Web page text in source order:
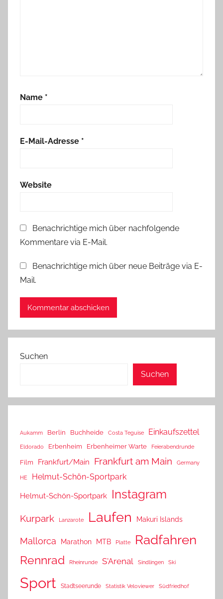
Name *
E-Mail-Adresse *
Website
Benachrichtige mich über nachfolgende
Kommentare via E-Mail.
Benachrichtige mich über neue Beiträge via E-
Mail.
Suchen
Suchen
Aukamm Berlin Buchheide Costa Teguise Einkaufszettel
Eldorado Erbenheim Erbenheimer Warte Feierabendrunde
Film Frankfurt/Main Frankfurt am Main Germany
HE Helmut-Schön-Sportpark
Helmut-Schön-Sportpark Instagram
Kurpark Lanzarote Laufen Makuri Islands
Mallorca Marathon MTB Platte Radfahren
Rennrad Rheinrunde S'Arenal Sindlingen Ski
Sport Stadtseerunde Statistik Veloviewer Südfriedhof